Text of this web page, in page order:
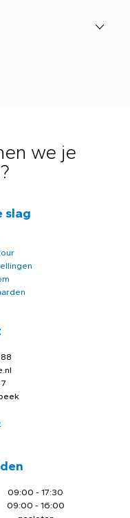
we je
slag
09:00 - 17:30
09:00 - 16:00